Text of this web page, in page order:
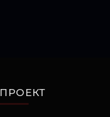
ПРОЕКТ